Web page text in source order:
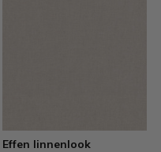
Effen linnenlook